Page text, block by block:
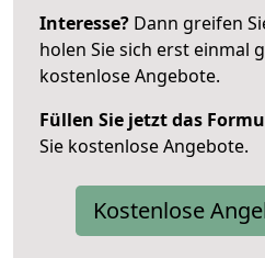
Interesse? Dann greifen
holen Sie sich erst einmal
kostenlose Angebote.
Füllen Sie jetzt das
Sie kostenlose Angebote.
Kostenlose